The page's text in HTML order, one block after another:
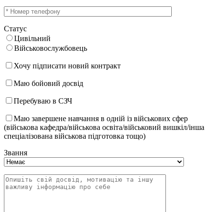
Статус
Цивільний
Військовослужбовець
Хочу підписати новий контракт
Маю бойовий досвід
Перебуваю в СЗЧ
Маю завершене навчання в одній із військових сфер
(військова кафедра/військова освіта/військовий вишкіл/інша
спеціалізована військова підготовка тощо)
Звання